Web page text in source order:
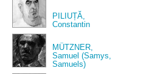
PILIUȚĂ,
Constantin
MÜTZNER,
Samuel (Samys,
Samuels)